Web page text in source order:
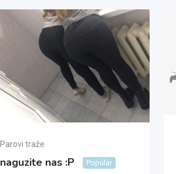
Parovi traže
naguzite nas :P Popular